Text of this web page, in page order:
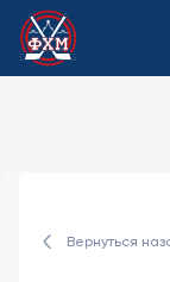
Вернуться